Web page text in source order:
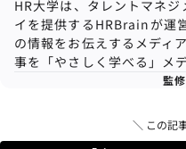
HR大学は、タレントマネ
イを提供するHRBrainが運
の情報をお伝えするメディ
事を「やさしく学べる」メ
監
＼ この記